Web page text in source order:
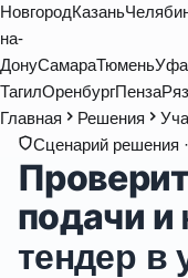
НовгородКазань
на-
ДонуСамараТюменьУфа
ТагилОренбургПенза
Главная
Решения
Сценарий решения ·
подачи и
тендер в